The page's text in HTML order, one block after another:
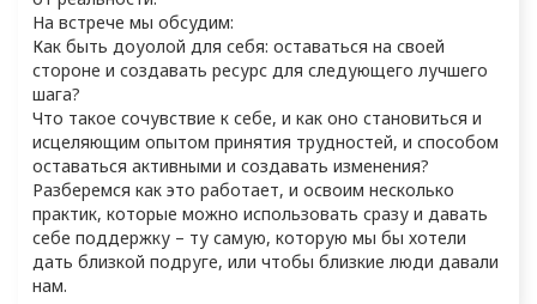
На встрече мы обсудим:
Как быть доуолой для себя: оставаться на своей
стороне и создавать ресурс для следующего лучшего
шага?
Что такое сочувствие к себе, и как оно становиться и
исцеляющим опытом принятия трудностей, и способом
оставаться активными и создавать изменения?
Разберемся как это работает, и освоим несколько
практик, которые можно использовать сразу и давать
себе поддержку – ту самую, которую мы бы хотели
дать близкой подруге, или чтобы близкие люди давали
нам.